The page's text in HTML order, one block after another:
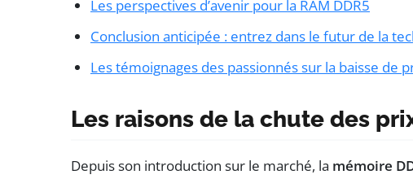
Les perspectives d’avenir pour la RAM DDR5
Conclusion anticipée : entrez dans le futur de la
Les témoignages des passionnés sur la baisse de
Les raisons de la chute des
Depuis son introduction sur le marché, la mémoire